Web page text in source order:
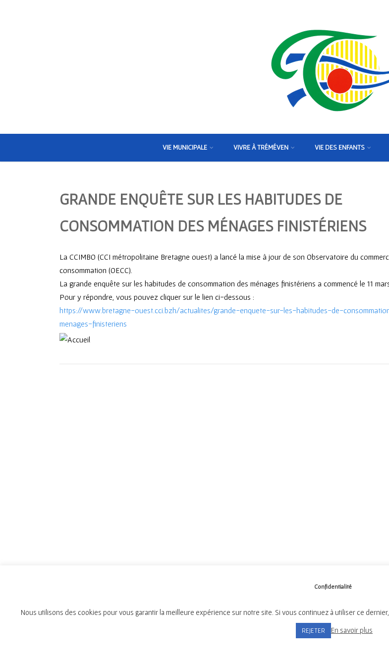
VIE MUNICIPALE VIVRE À TRÉMÉVEN VIE DES ENFANTS
GRANDE ENQUÊTE SUR LES HABITUDES DE
CONSOMMATION DES MÉNAGES FINISTÉRIENS
La CCIMBO (CCI métropolitaine Bretagne ouest) a lancé la mise à jour de son Observatoire du
consommation (OECC).
La grande enquête sur les habitudes de consommation des ménages finistériens a commencé le 11
Pour y répondre, vous pouvez cliquer sur le lien ci-dessous :
https://www.bretagne-ouest.cci.bzh/actualites/grande-enquete-sur-les-habitudes-de-
menages-finisteriens
Place de l'Église, 29300
Confidentialité
Nous utilisons des cookies pour vous garantir la meilleure expérience sur notre site. Si vous continuez à utiliser ce
REJETER En savoir plus